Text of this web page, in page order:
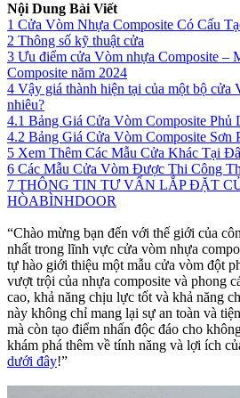
Nội Dung Bài Viết
1 Cửa Vòm Nhựa Composite Có Cấu
2 Thông số kỹ thuật cửa
3 Ưu điểm cửa Vòm nhựa Composite –
Composite năm 2024
4 Vậy giá thành hiện tại của một bộ cửa
nhiêu?
4.1 Bảng Giá Cửa Vòm Composite Phủ
4.2 Bảng Giá Cửa Vòm Composite Sơn
5 Xem Thêm Các Mẫu Cửa Khác Tại
6 Các Mẫu Cửa Vòm Được Thi Công
7 THÔNG TIN TƯ VẤN LẮP ĐẶT
HÒABÌNHDOOR
“Chào mừng bạn đến với thế giới của
nhất trong lĩnh vực cửa vòm nhựa
tự hào giới thiệu một mẫu cửa vòm đột
vượt trội của nhựa composite và phong
cao, khả năng chịu lực tốt và khả năng
này không chỉ mang lại sự an toàn và
mà còn tạo điểm nhấn độc đáo cho
khám phá thêm về tính năng và lợi ích
dưới đây!”